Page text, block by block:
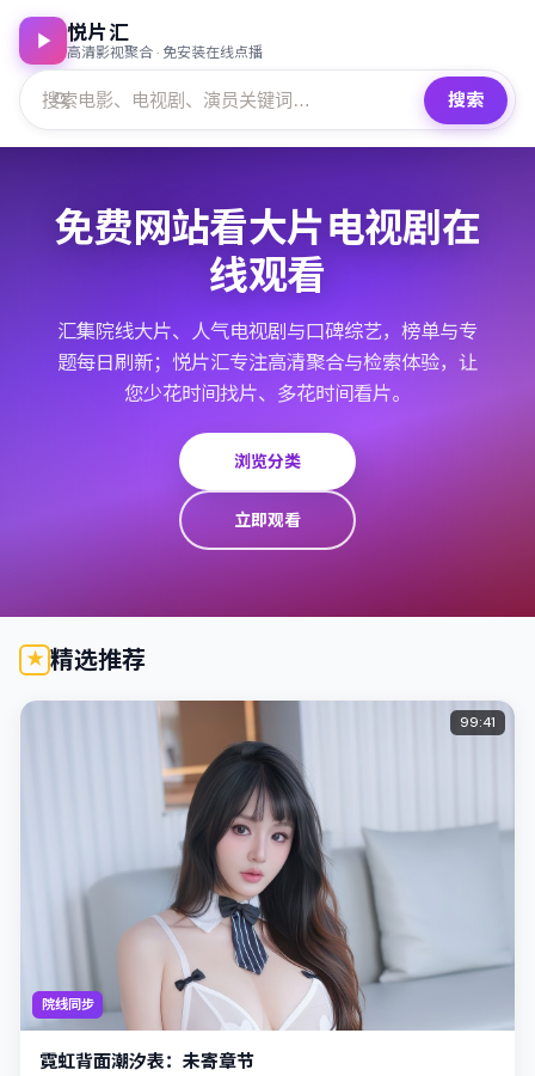
悦片汇
高清影视聚合 · 免安装在线点播
搜索
免费网站看大片电视剧在
线观看
汇集院线大片、人气电视剧与口碑综艺，榜单与专
题每日刷新；悦片汇专注高清聚合与检索体验，让
您少花时间找片、多花时间看片。
浏览分类
立即观看
精选推荐
院线同步
99:41
霓虹背面潮汐表：未寄章节